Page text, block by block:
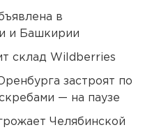
в
и Башкирии
склад Wildberries
застроят по
— на паузе
Челябинской